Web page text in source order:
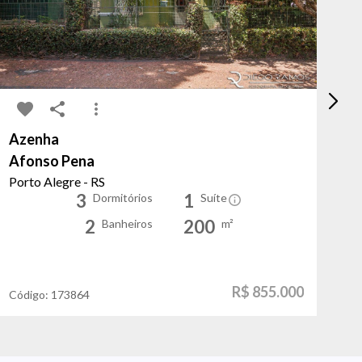
Azenha
Afonso Pena
Porto Alegre - RS
3 Dormitórios 1 Suíte
2 Banheiros 200 m²
Código: 173864 R$ 855.000